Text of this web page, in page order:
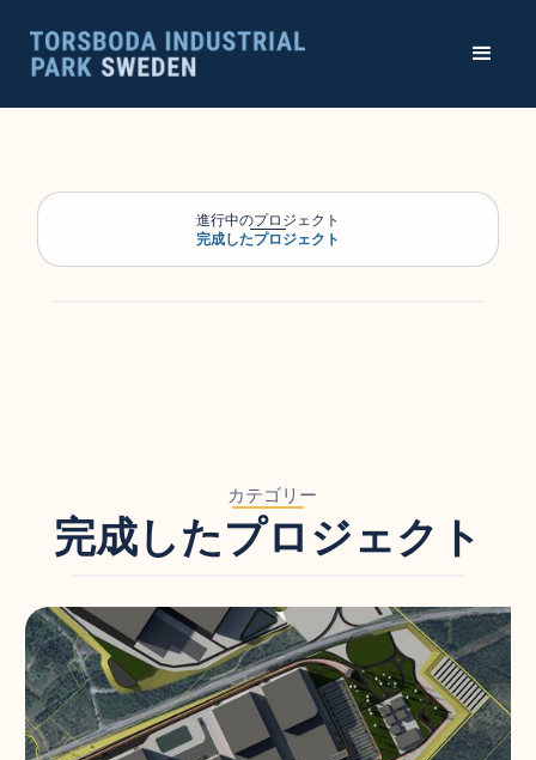
進行中のプロジェクト
完成したプロジェクト
カテゴリー
完成したプロジェクト